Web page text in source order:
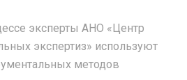
эксперты АНО «Центр
экспертиз» используют
методов